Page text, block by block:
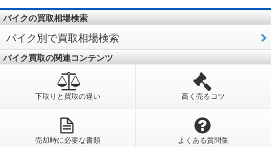
バイクの買取相場検索
バイク別で買取相場検索
バイク買取の関連コンテンツ
下取りと買取の違い 高く売るコツ
売却時に必要な書類 よくある質問集